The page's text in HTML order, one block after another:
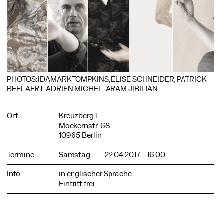
PHOTOS: IDAMARKTOMPKINS, ELISE SCHNEIDER, PATRICK
BEELAERT, ADRIEN MICHEL, ARAM JIBILIAN
Ort:
Kreuzberg 1
Möckernstr. 68
10965 Berlin
Termine:
Samstag 22.04.2017
16:00
Info:
in englischer Sprache
Eintritt frei
COOKIE-EINSTELLUNGEN
Wir verwenden Cookies und Inhalte externer Anbieter auf
unserer Website. Notwendige Cookies sind essenziell, damit
Sie die Website nutzen können. Andere Cookies helfen uns,
die Website weiterzuentwickeln. Sie können Ihre Einwilligung
Datenschutzerklärung für weitere Informationen. Unten
können Sie auswählen, welche Technologien Sie zulassen
Externe Medien
Statistiken
Nur notwendige Alle akzeptieren Speichern